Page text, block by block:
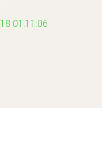
01:11:06